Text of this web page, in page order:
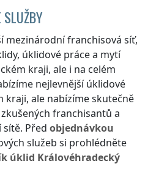
SLUŽBY
mezinárodní franchisová síť,
úklidové práce a mytí
kraji, ale i na celém
nejlevnější úklidové
kraji, ale nabízíme skutečně
franchisantů a
Před objednávkou
služeb si prohlédněte
úklid Královéhradecký